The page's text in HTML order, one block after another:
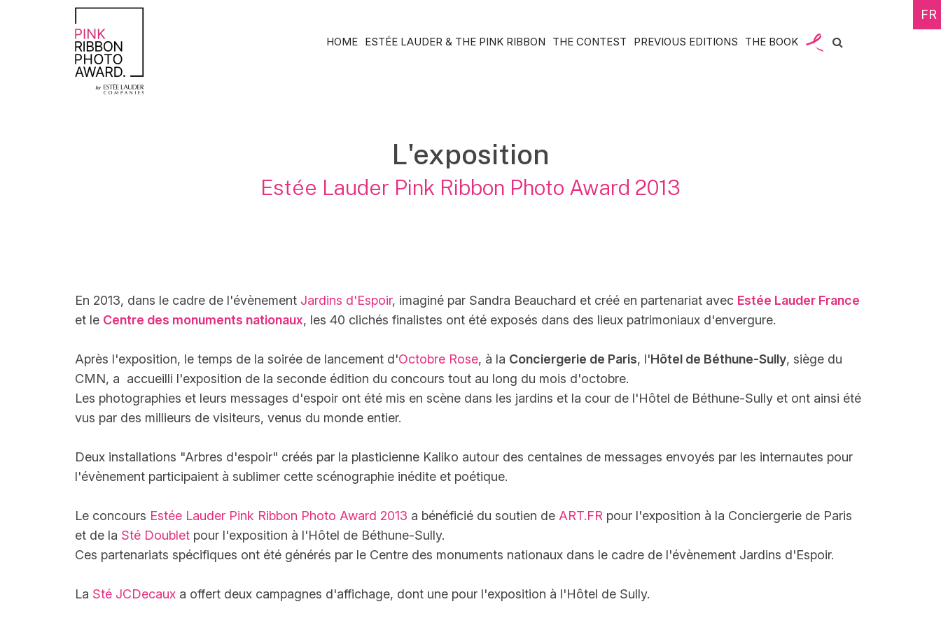
FR
HOME ESTÉE LAUDER & THE PINK RIBBON THE CONTEST PREVIOUS EDITIONS THE BOOK
L'exposition
Estée Lauder Pink Ribbon Photo Award 2013
En 2013, dans le cadre de l'évènement Jardins d'Espoir, imaginé par Sandra Beauchard et créé en partenariat avec Estée Lauder France
et le Centre des monuments nationaux, les 40 clichés finalistes ont été exposés dans des lieux patrimoniaux d'envergure.
Après l'exposition, le temps de la soirée de lancement d'Octobre Rose, à la Conciergerie de Paris, l'Hôtel de Béthune-Sully, siège du
CMN, a accueilli l'exposition de la seconde édition du concours tout au long du mois d'octobre.
Les photographies et leurs messages d'espoir ont été mis en scène dans les jardins et la cour de l'Hôtel de Béthune-Sully et ont ainsi été
vus par des millieurs de visiteurs, venus du monde entier.
Deux installations "Arbres d'espoir" créés par la plasticienne Kaliko autour des centaines de messages envoyés par les internautes pour
l'évènement participaient à sublimer cette scénographie inédite et poétique.
Le concours Estée Lauder Pink Ribbon Photo Award 2013 a bénéficié du soutien de ART.FR pour l'exposition à la Conciergerie de Paris
et de la Sté Doublet pour l'exposition à l'Hôtel de Béthune-Sully.
Ces partenariats spécifiques ont été générés par le Centre des monuments nationaux dans le cadre de l'évènement Jardins d'Espoir.
La Sté JCDecaux a offert deux campagnes d'affichage, dont une pour l'exposition à l'Hôtel de Sully.